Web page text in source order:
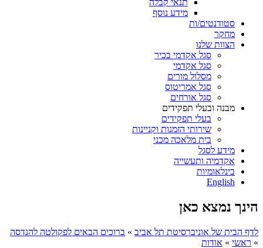
תנאי קבלה
מידע נוסף
סטודנטים/ות
מחקר
הצוות שלנו
סגל אקדמי בכיר
סגל אקדמי
מסלול מורים
סגל אמריטוס
סגל אורחים
מבנה ובעלי תפקידים
בעלי תפקידים
שירותי הזמנות וקניינות
בית מלאכה מכני
מידע לסגל
אקדמיה ותעשייה
בינלאומיות
English
הינך נמצא כאן
לדף הבית של אוניברסיטת תל אביב » ברוכים הבאים לפקולטה להנדסה
» ראשי » אודות